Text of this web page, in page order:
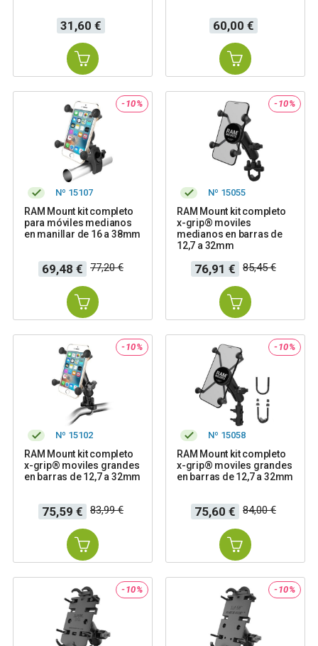
Precio
31,60 € Precio
60,00 €
-10%
Nº 15107
RAM Mount kit completo
para móviles medianos
en manillar de 16 a 38mm
Precio
69,48 €
Precio
base
77,20 €
-10%
Nº 15055
RAM Mount kit completo
x-grip® moviles
medianos en barras de
12,7 a 32mm
Precio
76,91 €
Precio
base
85,45 €
-10%
Nº 15102
RAM Mount kit completo
x-grip® moviles grandes
en barras de 12,7 a 32mm
Precio
75,59 €
Precio
base
83,99 €
-10%
Nº 15058
RAM Mount kit completo
x-grip® moviles grandes
en barras de 12,7 a 32mm
Precio
75,60 €
Precio
base
84,00 €
-10% -10%